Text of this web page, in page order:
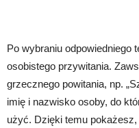
Po wybraniu odpowiedniego
osobistego przywitania.
grzecznego powitania, np.
imię i nazwisko osoby, do
użyć. Dzięki temu